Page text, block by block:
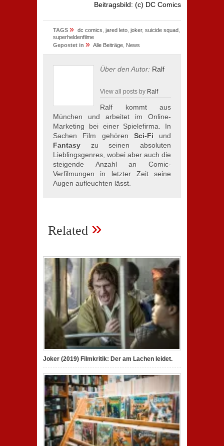
Beitragsbild: (c) DC Comics
TAGS » dc comics jared leto joker, suicide squad
superheldenfilme
Gepostet in » Alle Beiträge News
Über den Autor: Ralf
View all posts by Ralf
Ralf kommt aus
München und arbeitet im Online-
Marketing bei einer Spielefirma. In
Sachen Film gehören Sci-Fi und
Fantasy zu seinen absoluten
Lieblingsgenres, wobei aber auch die
steigende Anzahl an Comic-
Verfilmungen in letzter Zeit seine
Augen aufleuchten lässt.
Related »
Joker (2019) Filmkritik: Der am Lachen leidet.